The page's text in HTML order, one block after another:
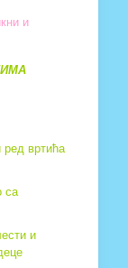
и
ред вртића
са
и